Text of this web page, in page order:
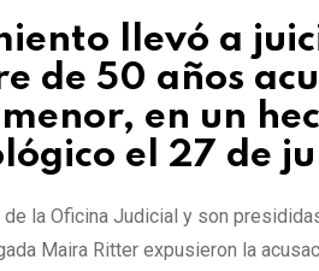
llevó a
de 50 años
en un
el 27 de
la Oficina Judicial y son
Maira Ritter expusieron la